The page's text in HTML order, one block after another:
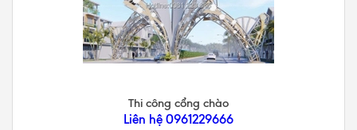
Thi công cổng chào
Liên hệ 0961229666